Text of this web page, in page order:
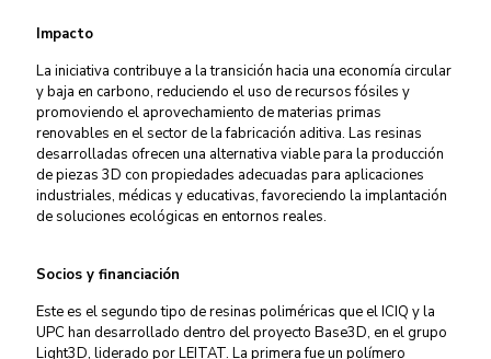
Impacto
La iniciativa contribuye a la transición hacia una economía circular
y baja en carbono, reduciendo el uso de recursos fósiles y
promoviendo el aprovechamiento de materias primas
renovables en el sector de la fabricación aditiva. Las resinas
desarrolladas ofrecen una alternativa viable para la producción
de piezas 3D con propiedades adecuadas para aplicaciones
industriales, médicas y educativas, favoreciendo la implantación
de soluciones ecológicas en entornos reales.
Socios y financiación
Este es el segundo tipo de resinas poliméricas que el ICIQ y la
UPC han desarrollado dentro del proyecto Base3D, en el grupo
Light3D, liderado por LEITAT. La primera fue un polímero